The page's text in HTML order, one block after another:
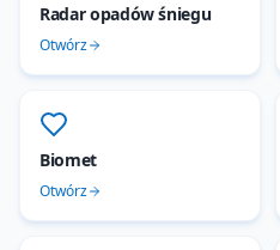
Radar opadów śniegu
Otwórz
Biomet
Otwórz